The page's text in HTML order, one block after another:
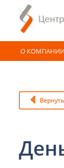
О КОМПАНИИ